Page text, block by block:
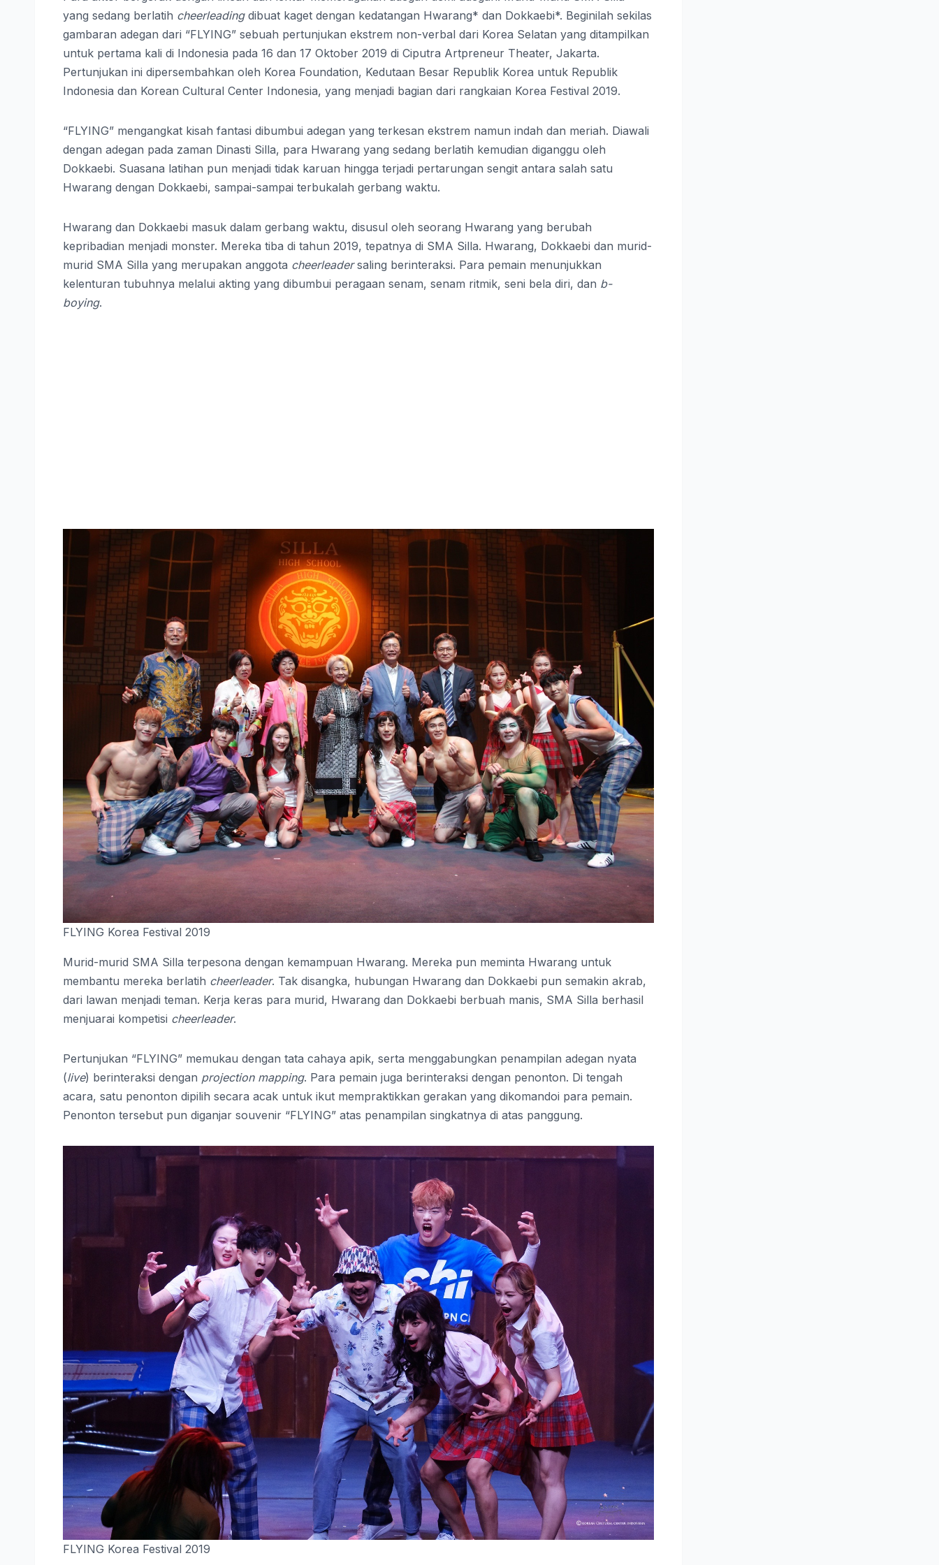
yang sedang berlatih cheerleading dibuat kaget dengan kedatangan Hwarang* dan Dokkaebi*. Beginilah sekilas
gambaran adegan dari “FLYING” sebuah pertunjukan ekstrem non-verbal dari Korea Selatan yang ditampilkan
untuk pertama kali di Indonesia pada 16 dan 17 Oktober 2019 di Ciputra Artpreneur Theater, Jakarta.
Pertunjukan ini dipersembahkan oleh Korea Foundation, Kedutaan Besar Republik Korea untuk Republik
Indonesia dan Korean Cultural Center Indonesia, yang menjadi bagian dari rangkaian Korea Festival 2019.
“FLYING” mengangkat kisah fantasi dibumbui adegan yang terkesan ekstrem namun indah dan meriah. Diawali
dengan adegan pada zaman Dinasti Silla, para Hwarang yang sedang berlatih kemudian diganggu oleh
Dokkaebi. Suasana latihan pun menjadi tidak karuan hingga terjadi pertarungan sengit antara salah satu
Hwarang dengan Dokkaebi, sampai-sampai terbukalah gerbang waktu.
Hwarang dan Dokkaebi masuk dalam gerbang waktu, disusul oleh seorang Hwarang yang berubah
kepribadian menjadi monster. Mereka tiba di tahun 2019, tepatnya di SMA Silla. Hwarang, Dokkaebi dan murid-
murid SMA Silla yang merupakan anggota cheerleadersaling berinteraksi. Para pemain menunjukkan
kelenturan tubuhnya melalui akting yang dibumbui peragaan senam, senam ritmik, seni bela diri, dan b-
boying.
FLYING Korea Festival 2019
Murid-murid SMA Silla terpesona dengan kemampuan Hwarang. Mereka pun meminta Hwarang untuk
membantu mereka berlatih cheerleader. Tak disangka, hubungan Hwarang dan Dokkaebi pun semakin akrab,
dari lawan menjadi teman. Kerja keras para murid, Hwarang dan Dokkaebi berbuah manis, SMA Silla berhasil
menjuarai kompetisi cheerleader.
Pertunjukan “FLYING” memukau dengan tata cahaya apik, serta menggabungkan penampilan adegan nyata
(live) berinteraksi dengan projection mapping. Para pemain juga berinteraksi dengan penonton. Di tengah
acara, satu penonton dipilih secara acak untuk ikut mempraktikkan gerakan yang dikomandoi para pemain.
Penonton tersebut pun diganjar souvenir “FLYING” atas penampilan singkatnya di atas panggung.
FLYING Korea Festival 2019